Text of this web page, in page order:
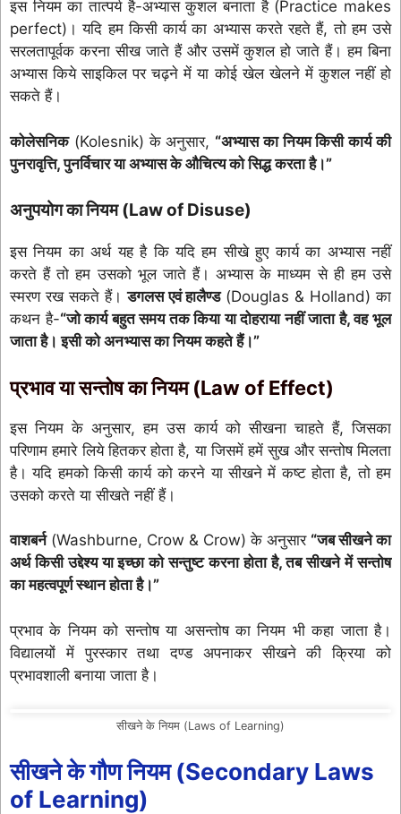
इस नियम का तात्पर्य है-अभ्यास कुशल बनाता है (Practice makes
perfect)। यदि हम किसी कार्य का अभ्यास करते रहते हैं, तो हम उसे
सरलतापूर्वक करना सीख जाते हैं और उसमें कुशल हो जाते हैं। हम बिना
अभ्यास किये साइकिल पर चढ़ने में या कोई खेल खेलने में कुशल नहीं हो
सकते हैं।
कोलेसनिक(Kolesnik) के अनुसार, “अभ्यास का नियम किसी कार्य की
पुनरावृत्ति, पुनर्विचार या अभ्यास के औचित्य को सिद्ध करता है।”
अनुपयोग का नियम (Law of Disuse)
इस नियम का अर्थ यह है कि यदि हम सीखे हुए कार्य का अभ्यास नहीं
करते हैं तो हम उसको भूल जाते हैं। अभ्यास के माध्यम से ही हम उसे
स्मरण रख सकते हैं।डगलस एवं हालैण्ड(Douglas & Holland) का
कथन है-“जो कार्य बहुत समय तक किया या दोहराया नहीं जाता है, वह भूल
जाता है। इसी को अनभ्यास का नियम कहते हैं।”
प्रभाव या सन्तोष का नियम (Law of Effect)
इस नियम के अनुसार, हम उस कार्य को सीखना चाहते हैं, जिसका
परिणाम हमारे लिये हितकर होता है, या जिसमें हमें सुख और सन्तोष मिलता
है। यदि हमको किसी कार्य को करने या सीखने में कष्ट होता है, तो हम
उसको करते या सीखते नहीं हैं।
वाशबर्न(Washburne, Crow & Crow) के अनुसार “जब सीखने का
अर्थ किसी उद्देश्य या इच्छा को सन्तुष्ट करना होता है, तब सीखने में सन्तोष
का महत्वपूर्ण स्थान होता है।”
प्रभाव के नियम को सन्तोष या असन्तोष का नियम भी कहा जाता है।
विद्यालयों में पुरस्कार तथा दण्ड अपनाकर सीखने की क्रिया को
प्रभावशाली बनाया जाता है।
सीखने के नियम (Laws of Learning)
सीखने केगौण नियम(Secondary Laws
of Learning)